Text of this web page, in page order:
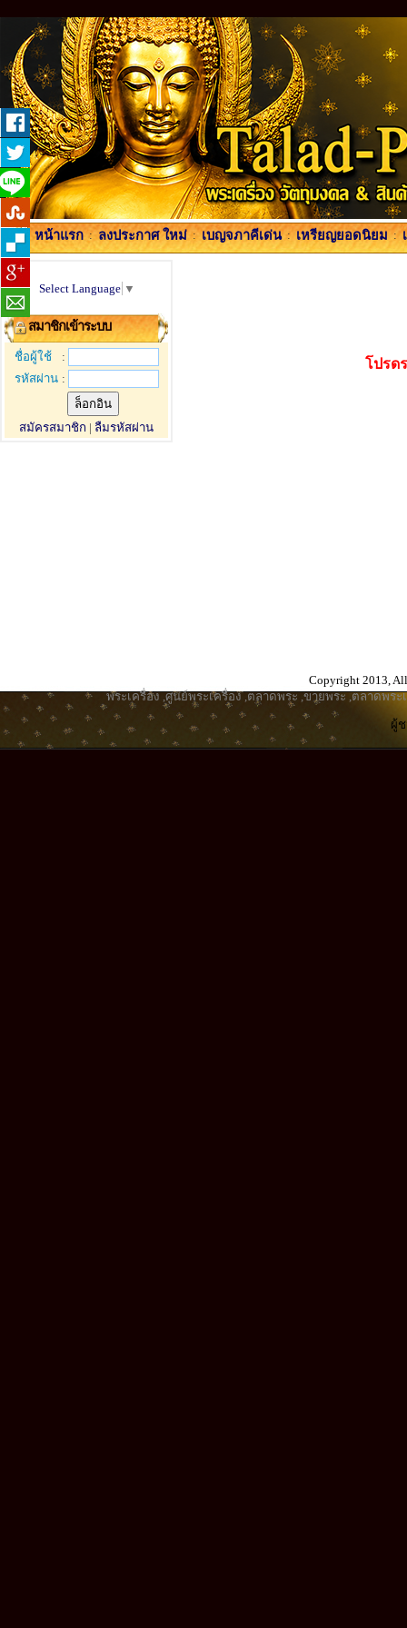
หน้าแรก : ลงประกาศ ใหม่ : เบญจภาคีเด่น : เหรียญยอดนิยม :
Select Language ▼
สมาชิกเข้าระบบ
ชื่อผู้ใช้
:
รหัสผ่าน :
สมัครสมาชิก | ลืมรหัสผ่าน
โปรด
Copyright 2013,
พระเครื่อง ,ศูนย์พระเครื่อง,ตลาดพระ ,ขายพระ ,ตลาดพระ
ผู้